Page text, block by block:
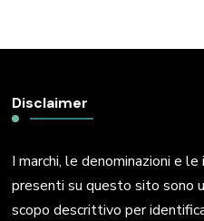
Disclaimer
I marchi, le denominazioni e
presenti su questo sito sono
scopo descrittivo per